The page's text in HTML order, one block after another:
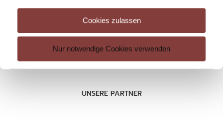
der Dienste gesammelt haben. Sie geben
Einwilligung zu unseren Cookies, wenn Sie
unsere Webseite weiterhin nutzen.
Cookies zulassen
Nur notwendige Cookies verwenden
UNSERE PARTNER